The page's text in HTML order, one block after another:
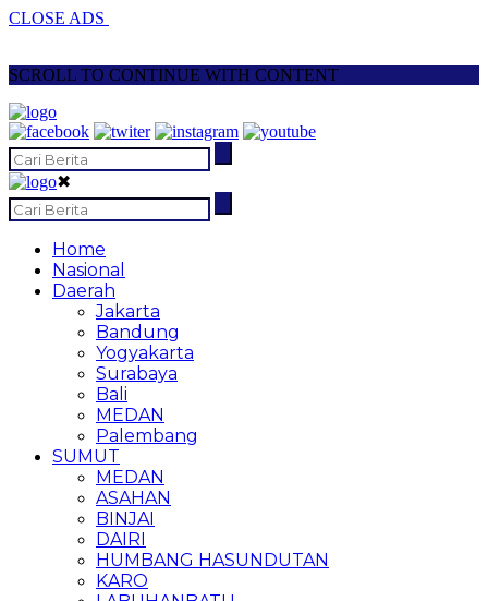
CLOSE ADS
SCROLL TO CONTINUE WITH CONTENT
✖
Home
Nasional
Daerah
Jakarta
Bandung
Yogyakarta
Surabaya
Bali
MEDAN
Palembang
SUMUT
MEDAN
ASAHAN
BINJAI
DAIRI
HUMBANG HASUNDUTAN
KARO